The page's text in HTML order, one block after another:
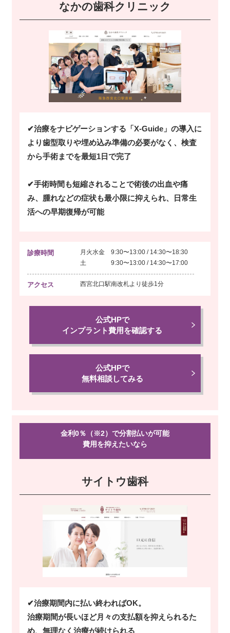
なかの歯科クリニック
✔治療をナビゲーションする「X-Guide」の導入に
より歯型取りや埋め込み準備の必要がなく、検査
から手術までを最短1日で完了
✔手術時間も短縮されることで術後の出血や痛
み、腫れなどの症状も最小限に抑えられ、日常生
活への早期復帰が可能
診療時間
月火水金 9:30〜13:00 / 14:30〜18:30
土 9:30〜13:00 / 14:30〜17:00
アクセス 西宮北口駅南改札より 徒歩1分
公式HPで
インプラント費用を確認する
公式HPで
無料相談してみる
金利0％（※2）で分割払いが可能
費用を抑えたいなら
サイトウ歯科
✔治療期間内に払い終わればOK。
治療期間が長いほど月々の支払額を抑えられるた
め、無理なく治療が続けられる